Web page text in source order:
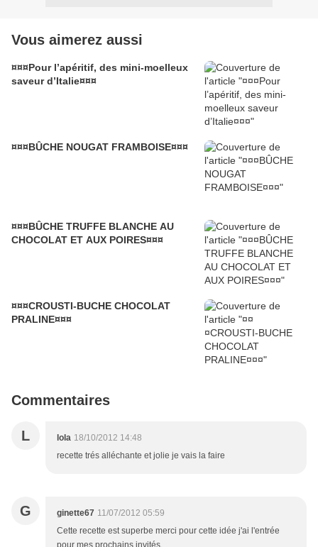
Vous aimerez aussi
¤¤¤Pour l’apéritif, des mini-moelleux
saveur d’Italie¤¤¤
¤¤¤BÛCHE NOUGAT FRAMBOISE¤¤¤
¤¤¤BÛCHE TRUFFE BLANCHE AU
CHOCOLAT ET AUX POIRES¤¤¤
¤¤¤CROUSTI-BUCHE CHOCOLAT
PRALINE¤¤¤
Commentaires
L lola 18/10/2012 14:48
recette trés alléchante et jolie je vais la faire
G ginette67 11/07/2012 05:59
Cette recette est superbe merci pour cette idée j'ai l'entrée
pour mes prochains invités.